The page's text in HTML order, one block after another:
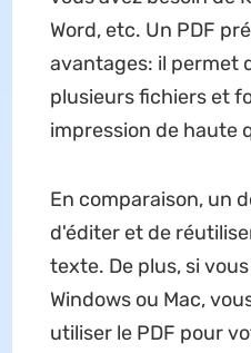
Word, etc. Un PDF
avantages: il permet
plusieurs fichiers et
impression de haute
En comparaison, un
d'éditer et de
texte. De plus, si
Windows ou Mac,
utiliser le PDF pour